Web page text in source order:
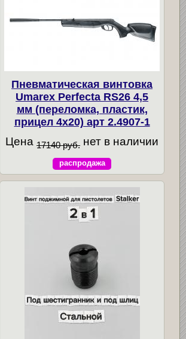
Пневматическая винтовка
Umarex Perfecta RS26 4,5
мм (переломка, пластик,
прицел 4x20) арт 2.4907-1
Цена 17140 руб. нет в наличии
распродажа